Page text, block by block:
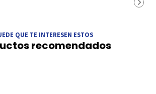
QUE TE INTERESEN ESTOS
recomendados